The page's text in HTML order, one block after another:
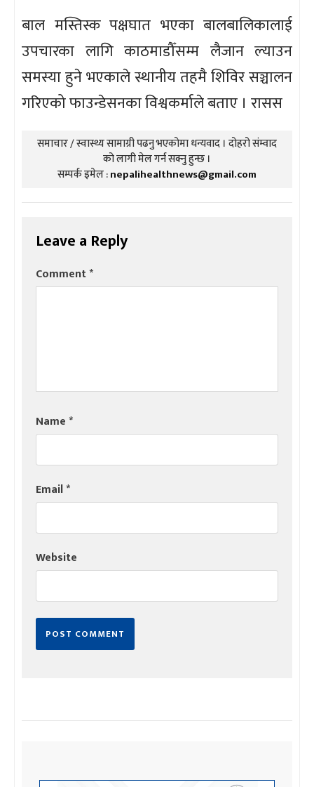
बाल मस्तिस्क पक्षघात भएका बालबालिकालाई
उपचारका लागि काठमाडौँसम्म लैजान ल्याउन
समस्या हुने भएकाले स्थानीय तहमै शिविर सञ्चालन
गरिएको फाउन्डेसनका विश्वकर्माले बताए । रासस
समाचार / स्वास्थ्य सामाग्री पढनु भएकोमा धन्यवाद । दोहरो संम्वाद
को लागी मेल गर्न सक्नु हुन्छ ।
सम्पर्क इमेल :nepalihealthnews@gmail.com
Leave a Reply
Comment*
Name*
Email*
Website